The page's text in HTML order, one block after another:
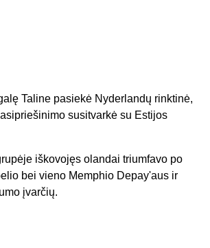
Taline pasiekė Nyderlandų rinktinė,
susitvarkė su Estijos
iškovojęs olandai triumfavo po
bei vieno Memphio Depay'aus ir
įvarčių.